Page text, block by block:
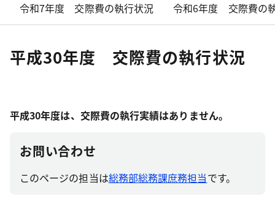
令和7年度 交際費の執行状況 令和6年度 交際費の
平成30年度 交際費の執行状況
平成30年度は、交際費の執行実績はありません。
お問い合わせ
このページの担当は総務部総務課庶務担当です。